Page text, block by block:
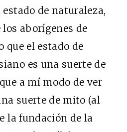
estado de naturaleza,
aborígenes de
que el estado de
es una suerte de
a mí modo de ver
suerte de mito (al
la fundación de la